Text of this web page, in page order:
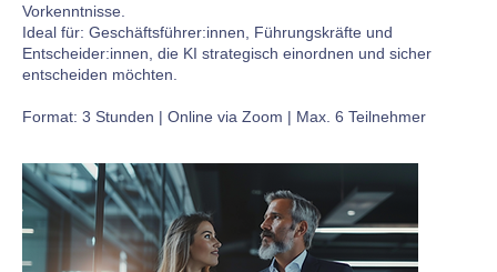
Vorkenntnisse.
Ideal für: Geschäftsführer:innen, Führungskräfte und
Entscheider:innen, die KI strategisch einordnen und sicher
entscheiden möchten.
Format: 3 Stunden | Online via Zoom | Max. 6 Teilnehmer